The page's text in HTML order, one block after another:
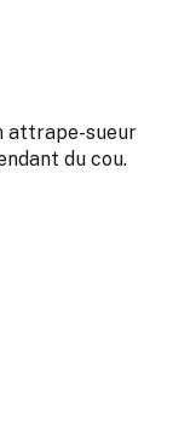
attrape-sueur
du cou.